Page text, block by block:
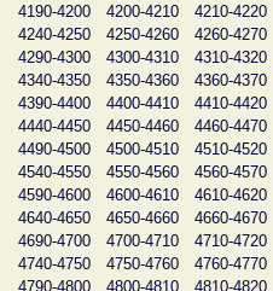
4190-4200
4200-4210 4210-4220
4240-4250
4250-4260 4260-4270
4290-4300
4300-4310 4310-4320
4340-4350
4350-4360 4360-4370
4390-4400
4400-4410 4410-4420
4440-4450
4450-4460 4460-4470
4490-4500
4500-4510 4510-4520
4540-4550
4550-4560 4560-4570
4590-4600
4600-4610 4610-4620
4640-4650
4650-4660 4660-4670
4690-4700
4700-4710 4710-4720
4740-4750
4750-4760 4760-4770
4790-4800
4800-4810 4810-4820